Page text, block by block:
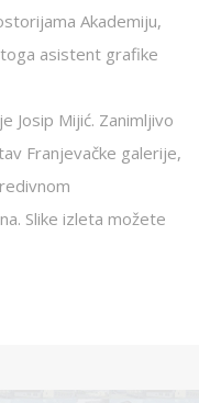
Akademiju,
asistent grafike
Josip Mijić. Zanimljivo
Franjevačke galerije,
Slike izleta možete